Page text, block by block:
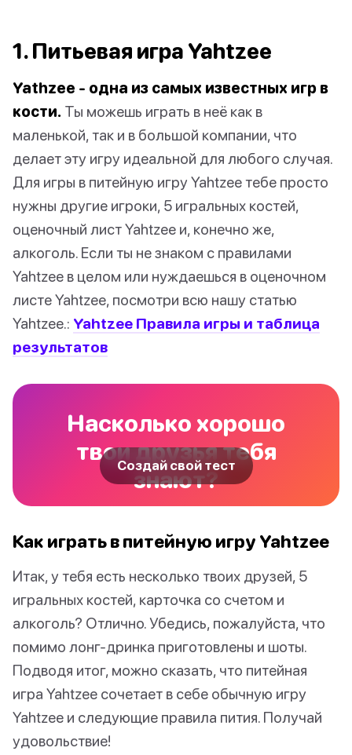
1. Питьевая игра Yahtzee
Yathzee - одна из самых известных игр в
кости. Ты можешь играть в неё как в
маленькой, так и в большой компании, что
делает эту игру идеальной для любого случая.
Для игры в питейную игру Yahtzee тебе просто
нужны другие игроки, 5 игральных костей,
оценочный лист Yahtzee и, конечно же,
алкоголь. Если ты не знаком с правилами
Yahtzee в целом или нуждаешься в оценочном
листе Yahtzee, посмотри всю нашу статью
Yahtzee.: Yahtzee Правила игры и таблица
результатов
Насколько хорошо
твои друзья тебя
знают?
Создай свой тест
Как играть в питейную игру Yahtzee
Итак, у тебя есть несколько твоих друзей, 5
игральных костей, карточка со счетом и
алкоголь? Отлично. Убедись, пожалуйста, что
помимо лонг-дринка приготовлены и шоты.
Подводя итог, можно сказать, что питейная
игра Yahtzee сочетает в себе обычную игру
Yahtzee и следующие правила пития. Получай
удовольствие!